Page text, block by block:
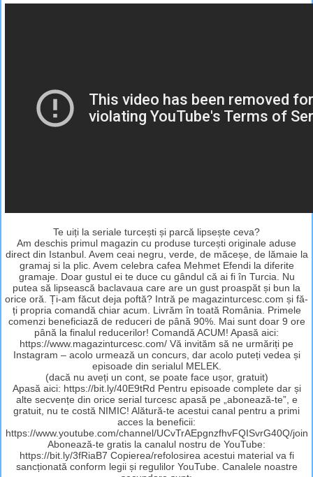
Te uiți la seriale turcești și parcă lipsește ceva?
Am deschis primul magazin cu produse turcești originale aduse
direct din Istanbul. Avem ceai negru, verde, de măceșe, de lămaie la
gramaj si la plic. Avem celebra cafea Mehmet Efendi la diferite
gramaje. Doar gustul ei te duce cu gândul că ai fi în Turcia. Nu
putea să lipsească baclavaua care are un gust proaspăt și bun la
orice oră. Ți-am făcut deja poftă? Intră pe magazinturcesc.com și fă-
ți propria comandă chiar acum. Livrăm în toată România. Primele
comenzi beneficiază de reduceri de până 90%. Mai sunt doar 9 ore
până la finalul reducerilor! Comandă ACUM! Apasă aici:
https://www.magazinturcesc.com/ Vă invităm să ne urmăriți pe
Instagram – acolo urmează un concurs, dar acolo puteți vedea și
episoade din serialul MELEK.
(dacă nu aveți un cont, se poate face ușor, gratuit)
Apasă aici: https://bit.ly/40E9tRd Pentru episoade complete dar și
alte secvențe din orice serial turcesc apasă pe „abonează-te”, e
gratuit, nu te costă NIMIC! Alătură-te acestui canal pentru a primi
acces la beneficii:
https://www.youtube.com/channel/UCvTrAEpgnzfhvFQISvrG40Q/join
Abonează-te gratis la canalul nostru de YouTube:
https://bit.ly/3fRiaB7 Copierea/refolosirea acestui material va fi
sancționată conform legii și regulilor YouTube. Canalele noastre